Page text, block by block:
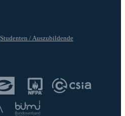
Studenten / Auszubildende